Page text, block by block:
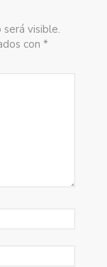
visible.
con *